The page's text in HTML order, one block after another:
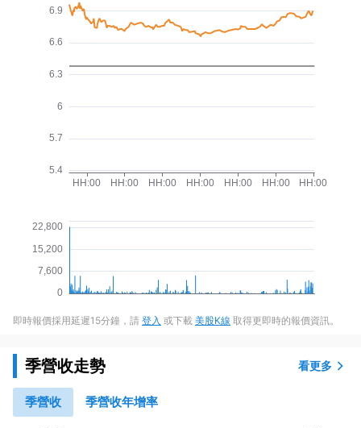
即時報價採用延遲15分鐘，請 登入 或下載 美股K線 取得更即時的報價資訊。
季營收走勢 看更多
季營收 季營收年增率